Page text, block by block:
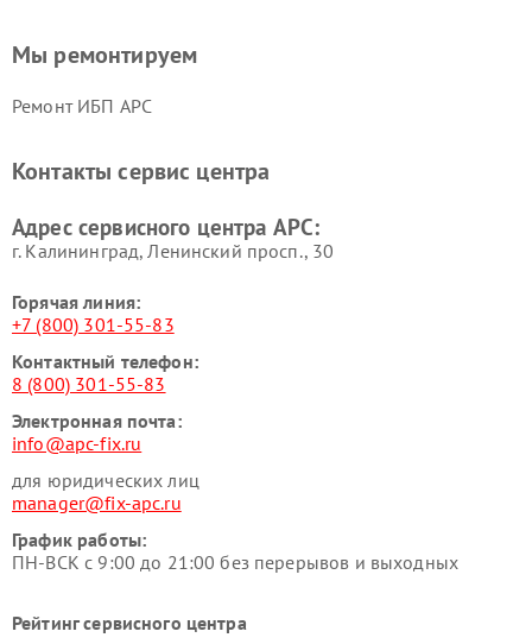
Мы ремонтируем
Ремонт ИБП APC
Контакты сервис центра
Адрес сервисного центра APC:
г. Калининград, Ленинский просп., 30
Горячая линия:
+7 (800) 301-55-83
Контактный телефон:
8 (800) 301-55-83
Электронная почта:
info@apc-fix.ru
для юридических лиц
manager@fix-apc.ru
График работы:
ПН-ВСК с 9:00 до 21:00 без перерывов и выходных
Рейтинг сервисного центра